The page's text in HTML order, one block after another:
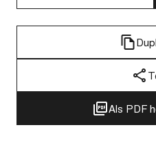
Als PDF